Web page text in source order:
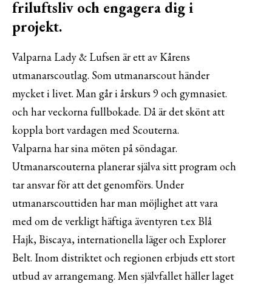
friluftsliv och engagera dig i
projekt.
Valparna Lady & Lufsen är ett av Kårens
utmanarscoutlag. Som utmanarscout händer
mycket i livet. Man går i årskurs 9 och gymnasiet.
och har veckorna fullbokade. Då är det skönt att
koppla bort vardagen med Scouterna.
Valparna har sina möten på söndagar.
Utmanarscouterna planerar själva sitt program och
tar ansvar för att det genomförs. Under
utmanarscouttiden har man möjlighet att vara
med om de verkligt häftiga äventyren t.ex Blå
Hajk, Biscaya, internationella läger och Explorer
Belt. Inom distriktet och regionen erbjuds ett stort
utbud av arrangemang. Men självfallet häller laget